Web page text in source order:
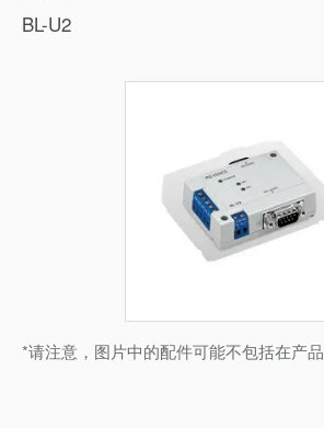
BL-U2
*请注意，图片中的配件可能不包括在产品